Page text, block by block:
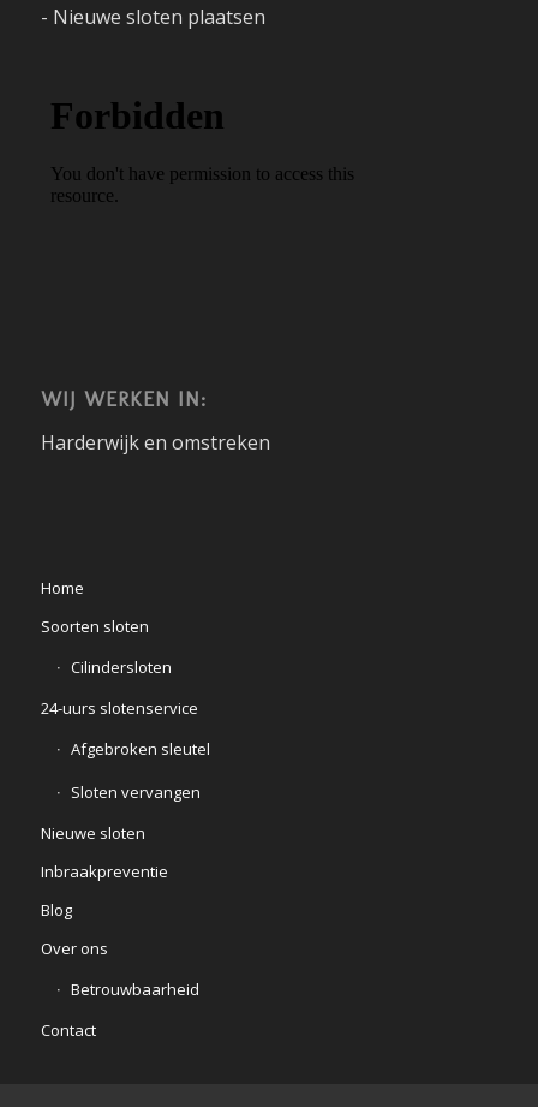
- Nieuwe sloten plaatsen
WIJ WERKEN IN:
Harderwijk en omstreken
Home
Soorten sloten
Cilindersloten
24-uurs slotenservice
Afgebroken sleutel
Sloten vervangen
Nieuwe sloten
Inbraakpreventie
Blog
Over ons
Betrouwbaarheid
Contact